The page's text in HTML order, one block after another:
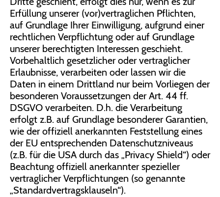
Erfüllung unserer (vor)vertraglichen Pflichten,
auf Grundlage Ihrer Einwilligung, aufgrund einer
rechtlichen Verpflichtung oder auf Grundlage
unserer berechtigten Interessen geschieht.
Vorbehaltlich gesetzlicher oder vertraglicher
Erlaubnisse, verarbeiten oder lassen wir die
Daten in einem Drittland nur beim Vorliegen der
besonderen Voraussetzungen der Art. 44 ff.
DSGVO verarbeiten. D.h. die Verarbeitung
erfolgt z.B. auf Grundlage besonderer Garantien,
wie der offiziell anerkannten Feststellung eines
der EU entsprechenden Datenschutzniveaus
(z.B. für die USA durch das „Privacy Shield“) oder
Beachtung offiziell anerkannter spezieller
vertraglicher Verpflichtungen (so genannte
„Standardvertragsklauseln“).